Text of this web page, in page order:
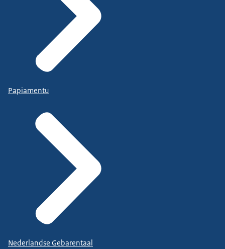
Papiamentu
Nederlandse Gebarentaal